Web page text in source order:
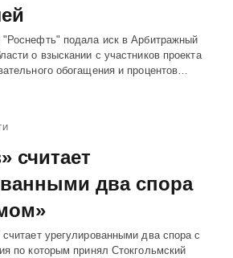
подала иск в Арбитражный
о взыскании с участников проекта
обогащения и процентов…
считает
два спора
урегулированными два спора с
по которым принял Стокгольмский